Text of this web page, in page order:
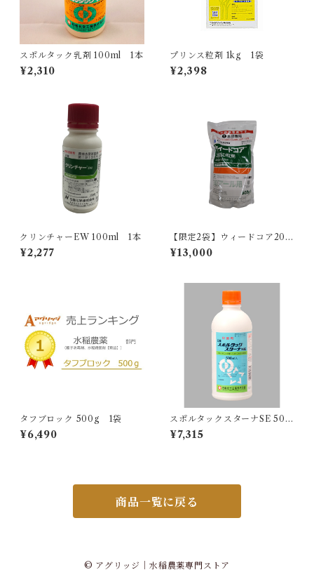
スポルタック乳剤 100ml 1本
¥2,310
プリンス粒剤 1kg 1袋
¥2,398
クリンチャーEW 100ml 1本
¥2,277
【限定2袋】ウィードコア200
SD粒剤 600g
¥13,000
タフブロック 500g 1袋
¥6,490
スポルタックスターナSE 500
ml 1本
¥7,315
商品一覧に戻る
© アグリッジ｜水稲農薬専門ストア